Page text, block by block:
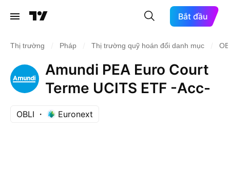
Bắt đầu
Thị trường Pháp Thị trường quỹ hoán đổi danh mục
Amundi PEA Euro Court
Terme UCITS ETF -Acc-
OBLI Euronext